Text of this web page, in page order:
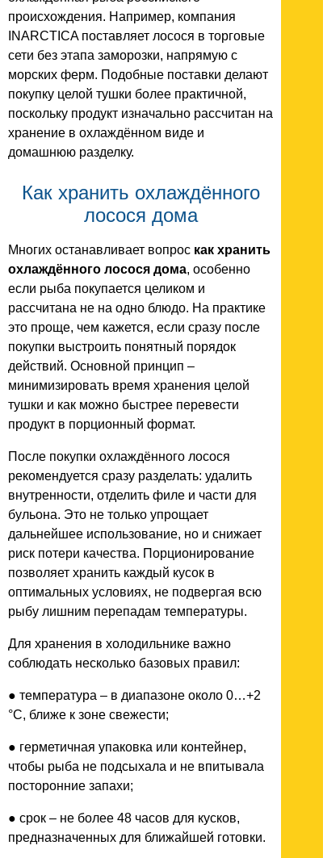
происхождения. Например, компания
INARCTICA поставляет лосося в торговые
сети без этапа заморозки, напрямую с
морских ферм. Подобные поставки делают
покупку целой тушки более практичной,
поскольку продукт изначально рассчитан на
хранение в охлаждённом виде и
домашнюю разделку.
Как хранить охлаждённого
лосося дома
Многих останавливает вопрос как хранить
охлаждённого лосося дома, особенно
если рыба покупается целиком и
рассчитана не на одно блюдо. На практике
это проще, чем кажется, если сразу после
покупки выстроить понятный порядок
действий. Основной принцип –
минимизировать время хранения целой
тушки и как можно быстрее перевести
продукт в порционный формат.
После покупки охлаждённого лосося
рекомендуется сразу разделать: удалить
внутренности, отделить филе и части для
бульона. Это не только упрощает
дальнейшее использование, но и снижает
риск потери качества. Порционирование
позволяет хранить каждый кусок в
оптимальных условиях, не подвергая всю
рыбу лишним перепадам температуры.
Для хранения в холодильнике важно
соблюдать несколько базовых правил:
● температура – в диапазоне около 0…+2
°C, ближе к зоне свежести;
● герметичная упаковка или контейнер,
чтобы рыба не подсыхала и не впитывала
посторонние запахи;
● срок – не более 48 часов для кусков,
предназначенных для ближайшей готовки.